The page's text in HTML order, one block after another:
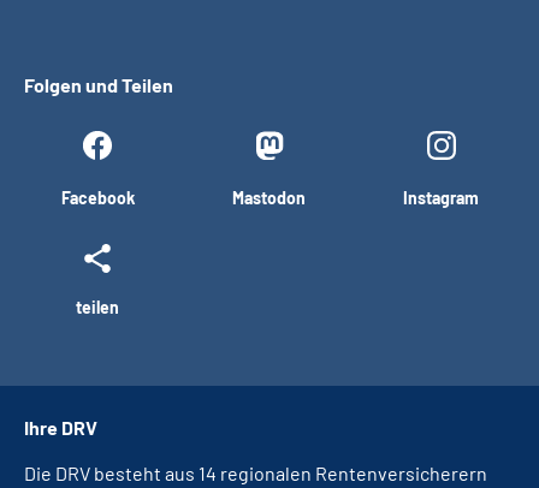
Folgen und Teilen
Facebook Mastodon Instagram
teilen
Ihre DRV
Die DRV besteht aus 14 regionalen Rentenversicherern